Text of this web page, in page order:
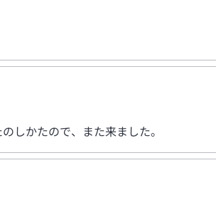
しかたので、また来ました。